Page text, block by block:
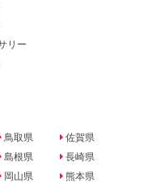
リー
鳥取県
島根県
岡山県
佐賀県
長崎県
熊本県